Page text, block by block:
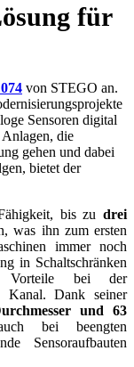
für
von STEGO an.
Sensoren digital
Anlagen, die
gehen und dabei
bietet der
bis zu drei
was ihn zum ersten
immer noch
in Schaltschränken
Vorteile bei der
Kanal. Dank seiner
und 63
bei beengten
Sensoraufbauten